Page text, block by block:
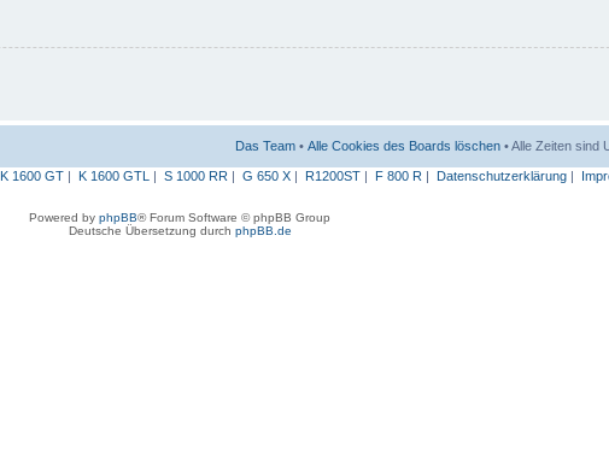
Das Team • Alle Cookies des Boards löschen • Alle Zeiten sind
K 1600 GT| K 1600 GTL | S 1000 RR | G 650 X| R1200ST| F 800 R | Datenschutzerklärung|
Powered by phpBB® Forum Software © phpBB Group
Deutsche Übersetzung durch phpBB.de